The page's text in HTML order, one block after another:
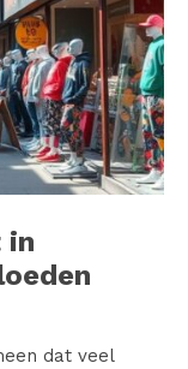
in
dat veel